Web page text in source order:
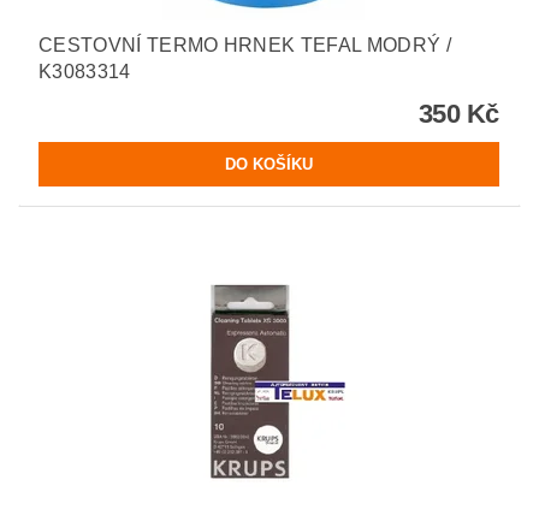
CESTOVNÍ TERMO HRNEK TEFAL MODRÝ /
K3083314
350 Kč